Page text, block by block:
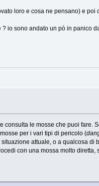
loro e cosa ne pensano) e poi
io sono andato un pò in panico
le mosse che puoi fare.
per i vari tipi di pericolo (
attuale, o a qualcosa di
con una mossa molto